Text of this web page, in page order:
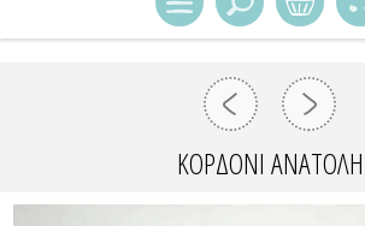
ΚΟΡΔΟΝΙ ΑΝΑΤΟΛΗ